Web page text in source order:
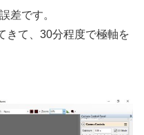
差です。
きて、30分程度で極軸を